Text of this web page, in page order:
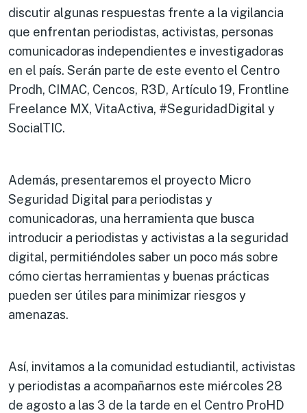
discutir algunas respuestas frente a la vigilancia
que enfrentan periodistas, activistas, personas
comunicadoras independientes e investigadoras
en el país. Serán parte de este evento el Centro
Prodh, CIMAC, Cencos, R3D, Artículo 19, Frontline
Freelance MX, VitaActiva, #SeguridadDigital y
SocialTIC.
Además, presentaremos el proyecto Micro
Seguridad Digital para periodistas y
comunicadoras, una herramienta que busca
introducir a periodistas y activistas a la seguridad
digital, permitiéndoles saber un poco más sobre
cómo ciertas herramientas y buenas prácticas
pueden ser útiles para minimizar riesgos y
amenazas.
Así, invitamos a la comunidad estudiantil, activistas
y periodistas a acompañarnos este miércoles 28
de agosto a las 3 de la tarde en el Centro ProHD